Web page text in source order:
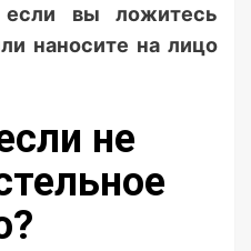
если вы ложитесь
наносите на лицо
не